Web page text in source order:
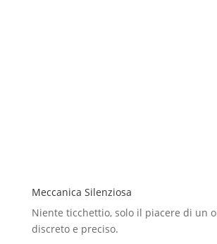
Meccanica Silenziosa
Niente ticchettio, solo il piacere di un
discreto e preciso.